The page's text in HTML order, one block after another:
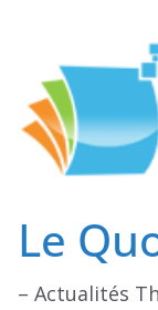
contenu
Le
– Actualités